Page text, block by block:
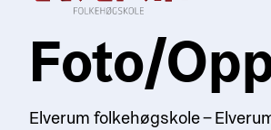
Foto/
Elverum folkehøgskole –